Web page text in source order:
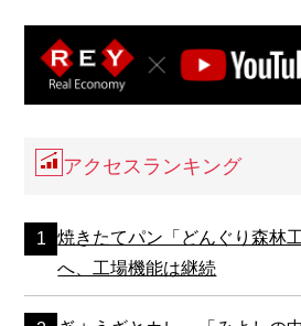
アクセスランキング
焼きたてパン「どんぐり森林
へ、工場機能は継続